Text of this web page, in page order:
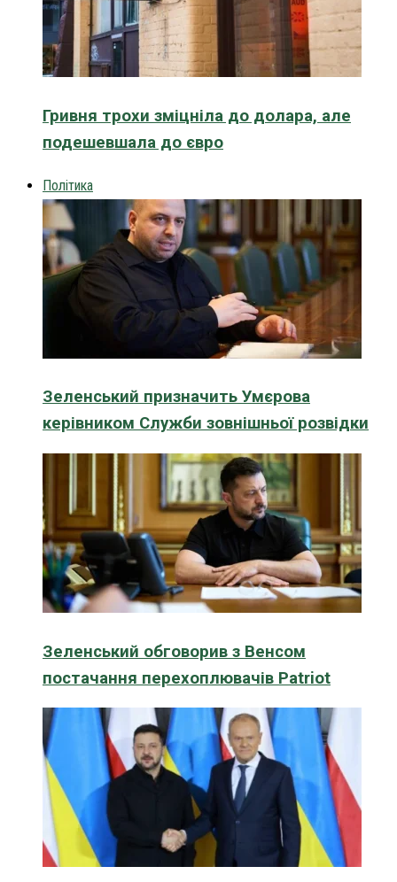
Гривня трохи зміцніла до долара, але
подешевшала до євро
Політика
Зеленський призначить Умєрова
керівником Служби зовнішньої розвідки
Зеленський обговорив з Венсом
постачання перехоплювачів Patriot